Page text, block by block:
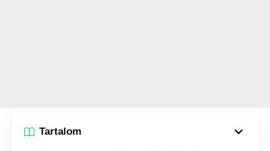
Tartalom